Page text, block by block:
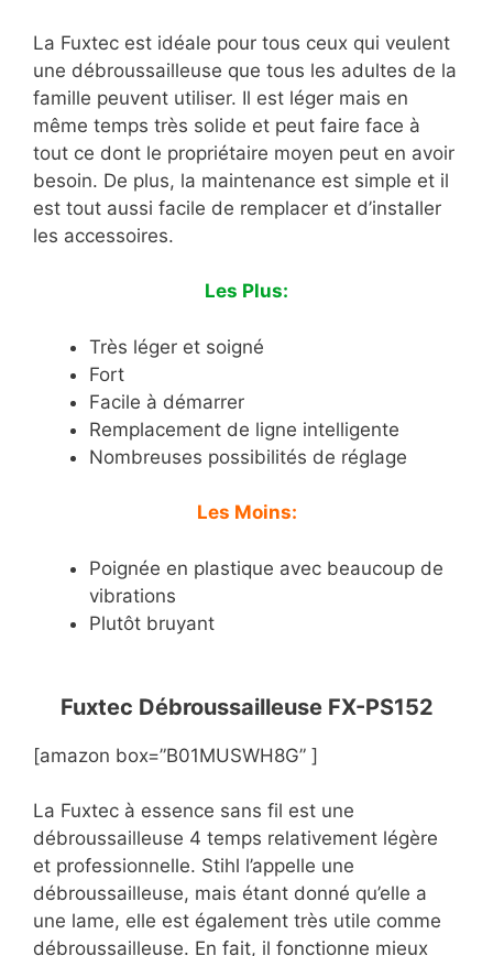
La Fuxtec est idéale pour tous ceux qui veulent
une débroussailleuse que tous les adultes de la
famille peuvent utiliser. Il est léger mais en
même temps très solide et peut faire face à
tout ce dont le propriétaire moyen peut en avoir
besoin. De plus, la maintenance est simple et il
est tout aussi facile de remplacer et d’installer
les accessoires.
Les Plus:
Très léger et soigné
Fort
Facile à démarrer
Remplacement de ligne intelligente
Nombreuses possibilités de réglage
Les Moins:
Poignée en plastique avec beaucoup de
vibrations
Plutôt bruyant
Fuxtec Débroussailleuse FX-PS152
[amazon box=”B01MUSWH8G” ]
La Fuxtec à essence sans fil est une
débroussailleuse 4 temps relativement légère
et professionnelle. Stihl l’appelle une
débroussailleuse, mais étant donné qu’elle a
une lame, elle est également très utile comme
débroussailleuse. En fait, il fonctionne mieux